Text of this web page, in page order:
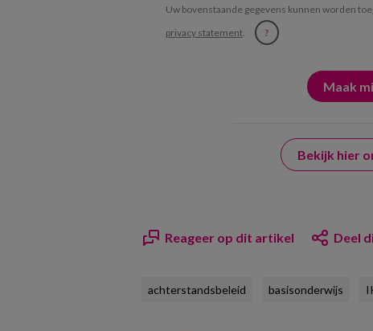
Uw bovenstaande gegevens kunnen worden
privacy statement. ?
Bekijk hier
Reageer op dit artikel Deel
achterstandsbeleid basisonderwijs